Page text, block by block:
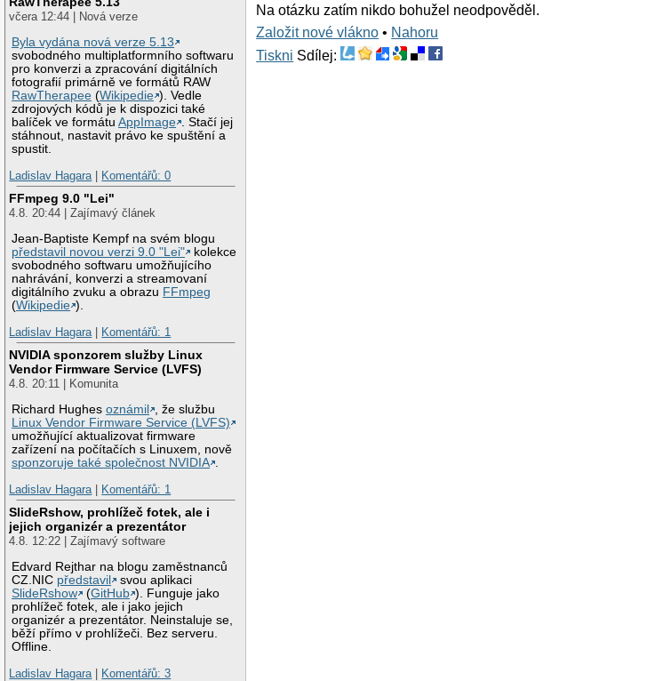
včera 12:44 | Nová verze
Byla vydána nová verze 5.13
svobodného multiplatformního softwaru
pro konverzi a zpracování digitálních
fotografií primárně ve formátů RAW
RawTherapee (Wikipedie ). Vedle
zdrojových kódů je k dispozici také
balíček ve formátuAppImage . Stačí jej
stáhnout, nastavit právo ke spuštění a
spustit.
Ladislav Hagara
Komentářů: 0
FFmpeg 9.0 "Lei"
4.8. 20:44 | Zajímavý článek
Jean-Baptiste Kempf na svém blogu
představil novou verzi 9.0 "Lei"
kolekce
svobodného softwaru umožňujícího
nahrávání, konverzi a streamovaní
digitálního zvuku a obrazu FFmpeg
(Wikipedie ).
Ladislav Hagara
Komentářů: 1
NVIDIA sponzorem služby Linux
Vendor Firmware Service (LVFS)
4.8. 20:11 | Komunita
Richard Hughesoznámil
, že službu
Linux Vendor Firmware Service (LVFS)
umožňující aktualizovat firmware
zařízení na počítačích s Linuxem, nově
sponzoruje také společnost NVIDIA .
Ladislav Hagara | Komentářů: 1
SlideRshow, prohlížeč fotek, ale i
jejich organizér a prezentátor
4.8. 12:22 | Zajímavý software
Edvard Rejthar na blogu zaměstnanců
CZ.NIC představil
svou aplikaci
SlideRshow
(GitHub ). Funguje jako
prohlížeč fotek, ale i jako jejich
organizér a prezentátor. Neinstaluje se,
běží přímo v prohlížeči. Bez serveru.
Offline.
Ladislav Hagara | Komentářů: 3
Na otázku zatím nikdo bohužel neodpověděl.
Založit nové vlákno • Nahoru
Tiskni Sdílej: